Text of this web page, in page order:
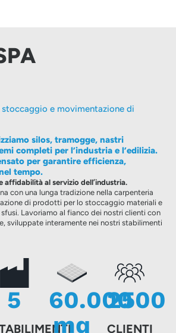
e movimentazione di
silos, tramogge, nastri
completi per l’industria e l’edilizia.
per garantire efficienza,
tempo.
affidabilità al servizio dell’industria.
con una lunga tradizione nella carpenteria
di prodotti per lo stoccaggio materiali e
Lavoriamo al fianco dei nostri clienti con
sviluppate interamente nei nostri stabilimenti
5
60.000
mq
2500
CLIENTI